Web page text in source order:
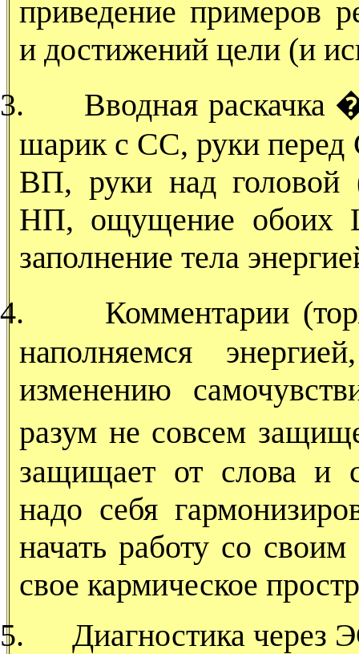
приведение примеров
и достижений цели (и
3.
Вводная
шарик с СС, руки
ВП, руки над головой
НП, ощущение обоих
заполнение тела
4.
Комментарии
наполняемся
изменению
разум не совсем
защищает от слова и
надо себя
начать работу со
свое кармическое
5.
Диагностика через